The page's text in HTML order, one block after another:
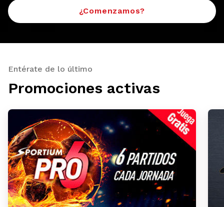
¿Comenzamos?
Entérate de lo último
Promociones activas